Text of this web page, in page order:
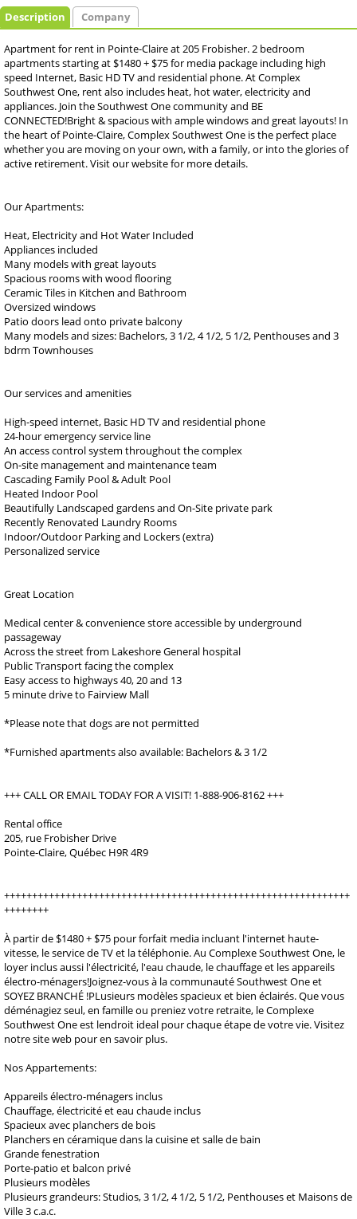
Description Company
Apartment for rent in Pointe-Claire at 205 Frobisher. 2 bedroom
apartments starting at $1480 + $75 for media package including high
speed Internet, Basic HD TV and residential phone. At Complex
Southwest One, rent also includes heat, hot water, electricity and
appliances. Join the Southwest One community and BE
CONNECTED!Bright & spacious with ample windows and great layouts! In
the heart of Pointe-Claire, Complex Southwest One is the perfect place
whether you are moving on your own, with a family, or into the glories of
active retirement. Visit our website for more details.
Our Apartments:
Heat, Electricity and Hot Water Included
Appliances included
Many models with great layouts
Spacious rooms with wood flooring
Ceramic Tiles in Kitchen and Bathroom
Oversized windows
Patio doors lead onto private balcony
Many models and sizes: Bachelors, 3 1/2, 4 1/2, 5 1/2, Penthouses and 3
bdrm Townhouses
Our services and amenities
High-speed internet, Basic HD TV and residential phone
24-hour emergency service line
An access control system throughout the complex
On-site management and maintenance team
Cascading Family Pool & Adult Pool
Heated Indoor Pool
Beautifully Landscaped gardens and On-Site private park
Recently Renovated Laundry Rooms
Indoor/Outdoor Parking and Lockers (extra)
Personalized service
Great Location
Medical center & convenience store accessible by underground
passageway
Across the street from Lakeshore General hospital
Public Transport facing the complex
Easy access to highways 40, 20 and 13
5 minute drive to Fairview Mall
*Please note that dogs are not permitted
*Furnished apartments also available: Bachelors & 3 1/2
+++ CALL OR EMAIL TODAY FOR A VISIT! 1-888-906-8162 +++
Rental office
205, rue Frobisher Drive
Pointe-Claire, Québec H9R 4R9
++++++++++++++++++++++++++++++++++++++++++++++++++++++++++++++
++++++++
À partir de $1480 + $75 pour forfait media incluant l'internet haute-
vitesse, le service de TV et la téléphonie. Au Complexe Southwest One, le
loyer inclus aussi l'électricité, l'eau chaude, le chauffage et les appareils
électro-ménagers!Joignez-vous à la communauté Southwest One et
SOYEZ BRANCHÉ !PLusieurs modèles spacieux et bien éclairés. Que vous
déménagiez seul, en famille ou preniez votre retraite, le Complexe
Southwest One est lendroit ideal pour chaque étape de votre vie. Visitez
notre site web pour en savoir plus.
Nos Appartements:
Appareils électro-ménagers inclus
Chauffage, électricité et eau chaude inclus
Spacieux avec planchers de bois
Planchers en céramique dans la cuisine et salle de bain
Grande fenestration
Porte-patio et balcon privé
Plusieurs modèles
Plusieurs grandeurs: Studios, 3 1/2, 4 1/2, 5 1/2, Penthouses et Maisons de
Ville 3 c.a.c.